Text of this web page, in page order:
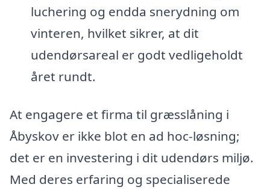
luchering og endda snerydning om
vinteren, hvilket sikrer, at dit
udendørsareal er godt vedligeholdt
året rundt.
At engagere et firma til græsslåning i
Åbyskov er ikke blot en ad hoc-løsning;
det er en investering i dit udendørs miljø.
Med deres erfaring og specialiserede